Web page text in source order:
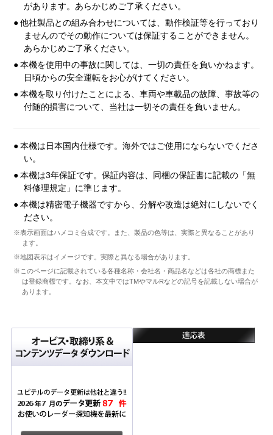
があります。あらかじめご了承ください。
●他社製品との組み合わせについては、動作検証等を行っており
ませんのでその動作については保証することができません。
あらかじめご了承ください。
●本機を使用中の事故に関しては、一切の責任を負いかねます。
日頃からの安全運転をお心がけてください。
●本機を取り付けたことによる、車両や車載品の故障、事故等の
付随的損害について、当社は一切その責任を負いません。
●本機は日本国内仕様です。海外ではご使用にならないでくださ
い。
●本機は3年保証です。保証内容は、同梱の保証書に記載の「無
料修理規定」に準じます。
●本機は精密電子機器ですから、分解や改造は絶対にしないでく
ださい。
※表示画面はハメコミ合成です。また、製品の色等は、実際と異なることがあり
ます。
※地図表示はイメージです。実際と異なる場合があります。
※このページに記載されている各種名称・会社名・商品名などは各社の商標また
は登録商標です。なお、本文中ではTMやマルRなどの記号を記載しない場合が
あります。